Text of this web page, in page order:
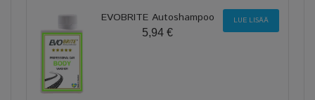
EVOBRITE Autoshampoo
5,94 €
LUE LISÄÄ